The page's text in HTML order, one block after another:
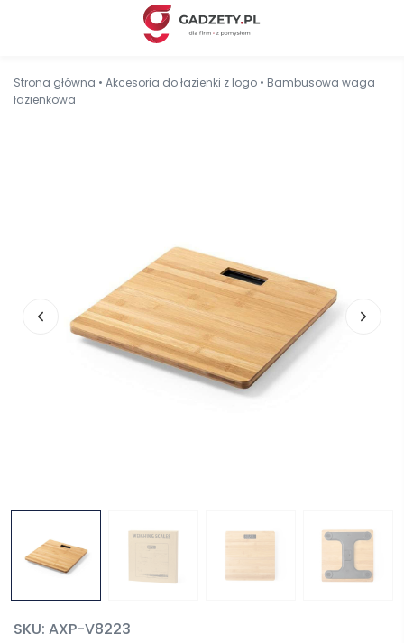
Strona główna • Akcesoria do łazienki z logo • Bambusowa waga
łazienkowa
SKU: AXP-V8223